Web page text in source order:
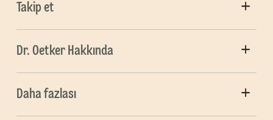
Takip et
Dr. Oetker Hakkında
Daha fazlası